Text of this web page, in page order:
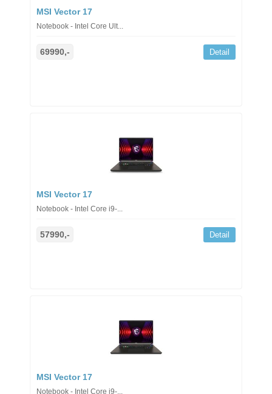
MSI Vector 17
Notebook - Intel Core Ult...
69990,- Detail
MSI Vector 17
Notebook - Intel Core i9-...
57990,- Detail
MSI Vector 17
Notebook - Intel Core i9-...